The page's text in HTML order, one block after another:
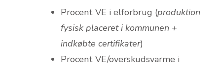
Procent VE i elforbrug (produktion
fysisk placeret i kommunen +
indkøbte certifikater)
Procent VE/overskudsvarme i